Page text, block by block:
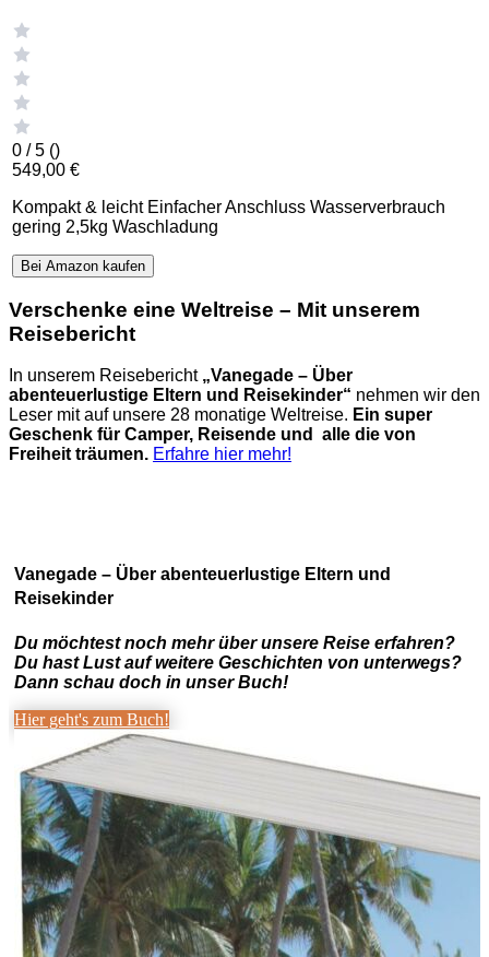
0 / 5 ()
549,00 €
Kompakt & leicht Einfacher Anschluss Wasserverbrauch
gering 2,5kg Waschladung
Bei Amazon kaufen
Verschenke eine Weltreise – Mit unserem
Reisebericht
In unserem Reisebericht „Vanegade – Über
abenteuerlustige Eltern und Reisekinder“ nehmen wir den
Leser mit auf unsere 28 monatige Weltreise. Ein super
Geschenk für Camper, Reisende und alle die von
Freiheit träumen. Erfahre hier mehr!
Vanegade – Über abenteuerlustige Eltern und
Reisekinder
Du möchtest noch mehr über unsere Reise erfahren?
Du hast Lust auf weitere Geschichten von unterwegs?
Dann schau doch in unser Buch!
Hier geht's zum Buch!